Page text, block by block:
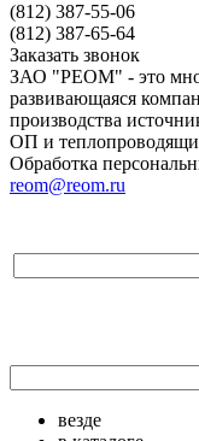
(812) 387-55-06
(812) 387-65-64
Заказать звонок
ЗАО "РЕОМ" - это
развивающаяся
производства
ОП и
Обработка
reom@reom.ru
везде